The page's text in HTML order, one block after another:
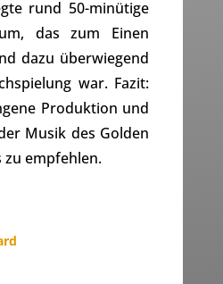
rund 50-minütige
das zum Einen
dazu überwiegend
war. Fazit:
Produktion und
Musik des Golden
zu empfehlen.